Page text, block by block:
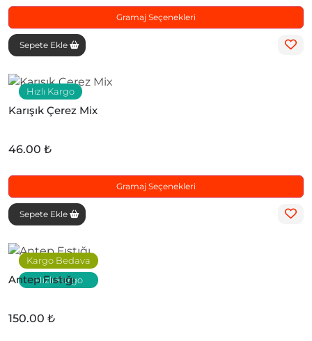
Gramaj Seçenekleri
Sepete Ekle
Hızlı Kargo
Karışık Çerez Mix
46.00 ₺
Gramaj Seçenekleri
Sepete Ekle
Kargo Bedava
Hızlı Kargo
Antep Fıstığı
150.00 ₺